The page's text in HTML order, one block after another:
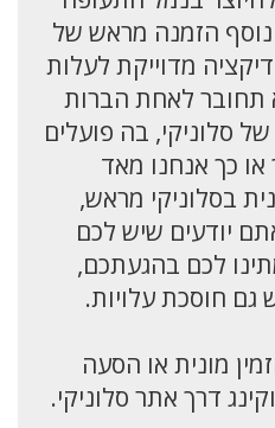
נוסף הזמנה מראש של
מדוייקת לעלות
תחובר לאחת הברות
סלוניקי, בה פועלים
כך אנחנו מאד
בסלוניקי מראש,
יודעים שיש לכם
לכם בהגעתכם,
חוסכת עלויות.
מונית או הסעה
דרך אתר סלוניקי.